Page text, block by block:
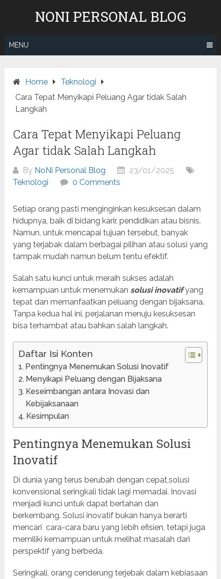
NONI PERSONAL BLOG
MENU
Home
Teknologi
Cara Tepat Menyikapi Peluang Agar tidak Salah
Langkah
Cara Tepat Menyikapi Peluang
Agar tidak Salah Langkah
By NoNi Personal Blog
23/01/2025
Teknologi
0 Comments
Setiap orang pasti menginginkan kesuksesan dalam
hidupnya, baik di bidang karir, pendidikan atau bisnis.
Namun, untuk mencapai tujuan tersebut, banyak
yang terjabak dalam berbagai pilihan atau solusi yang
tampak mudah namun belum tentu efektif.
Salah satu kunci untuk meraih sukses adalah
kemampuan untuk menemukansolusi inovatifyang
tepat dan memanfaatkan peluang dengan bijaksana.
Tanpa kedua hal ini, perjalanan menuju kesuksesan
bisa terhambat atau bahkan salah langkah.
Daftar Isi Konten
Pentingnya Menemukan Solusi Inovatif
Menyikapi Peluang dengan Bijaksana
Keseimbangan antara Inovasi dan
Kebijaksanaan
Kesimpulan
Pentingnya Menemukan Solusi
Inovatif
Di dunia yang terus berubah dengan cepat,solusi
konvensional seringkali tidak lagi memadai. Inovasi
menjadi kunci untuk dapat bertahan dan
berkembang. Solusi inovatif bukan hanya berarti
mencari cara-cara baru yang lebih efisien, tetapi juga
memiliki kemampuan untuk melihat masalah dari
perspektif yang berbeda.
Seringkali, orang cenderung terjebak dalam kebiasaan